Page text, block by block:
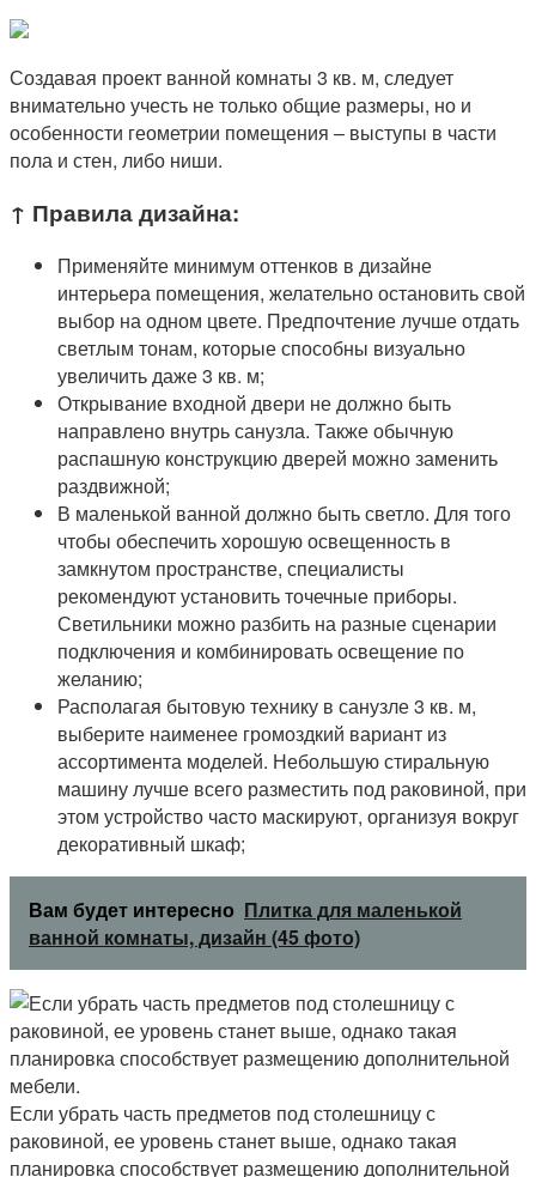
Создавая проект ванной комнаты 3 кв. м, следует
внимательно учесть не только общие размеры, но и
особенности геометрии помещения – выступы в части
пола и стен, либо ниши.
↑ Правила дизайна:
Применяйте минимум оттенков в дизайне
интерьера помещения, желательно остановить свой
выбор на одном цвете. Предпочтение лучше отдать
светлым тонам, которые способны визуально
увеличить даже 3 кв. м;
Открывание входной двери не должно быть
направлено внутрь санузла. Также обычную
распашную конструкцию дверей можно заменить
раздвижной;
В маленькой ванной должно быть светло. Для того
чтобы обеспечить хорошую освещенность в
замкнутом пространстве, специалисты
рекомендуют установить точечные приборы.
Светильники можно разбить на разные сценарии
подключения и комбинировать освещение по
желанию;
Располагая бытовую технику в санузле 3 кв. м,
выберите наименее громоздкий вариант из
ассортимента моделей. Небольшую стиральную
машину лучше всего разместить под раковиной, при
этом устройство часто маскируют, организуя вокруг
декоративный шкаф;
Вам будет интересно Плитка для маленькой
ванной комнаты, дизайн (45 фото)
Если убрать часть предметов под столешницу с
раковиной, ее уровень станет выше, однако такая
планировка способствует размещению дополнительной